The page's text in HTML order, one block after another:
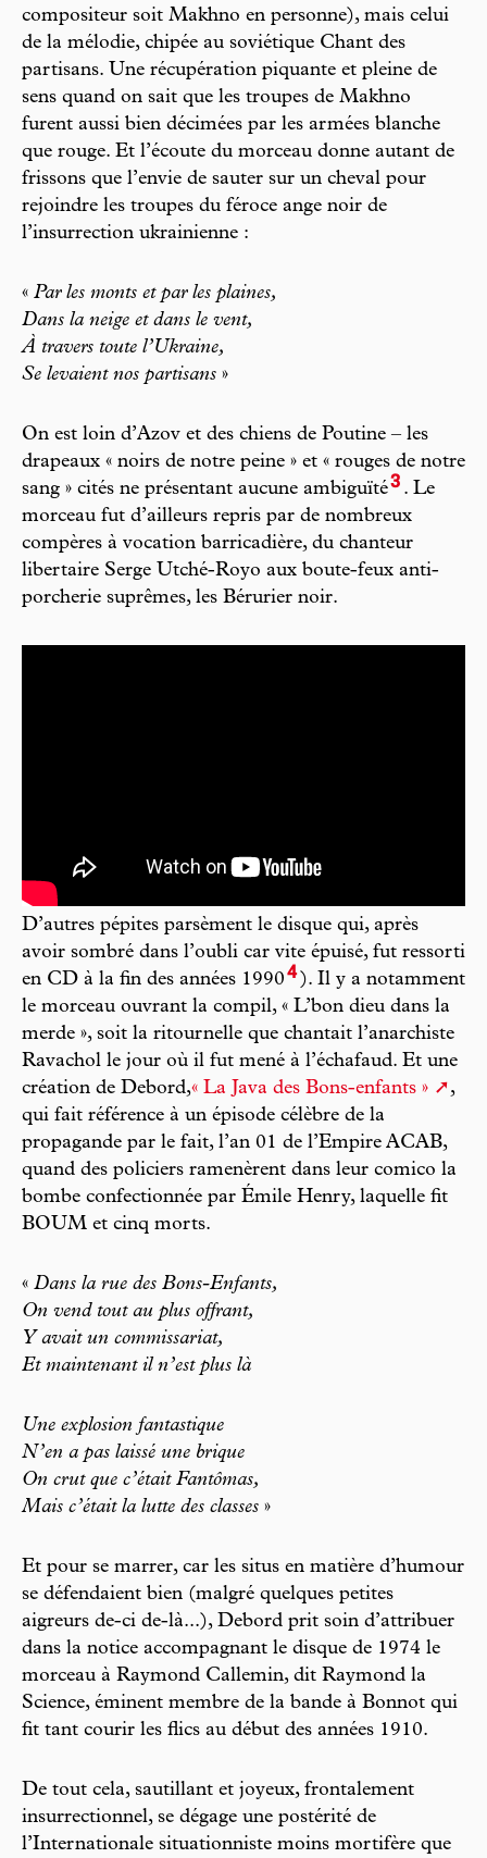
compositeur soit Makhno en personne), mais celui
de la mélodie, chipée au soviétique Chant des
partisans. Une récupération piquante et pleine de
sens quand on sait que les troupes de Makhno
furent aussi bien décimées par les armées blanche
que rouge. Et l’écoute du morceau donne autant de
frissons que l’envie de sauter sur un cheval pour
rejoindre les troupes du féroce ange noir de
l’insurrection ukrainienne :
« Par les monts et par les plaines,
Dans la neige et dans le vent,
À travers toute l’Ukraine,
Se levaient nos partisans »
On est loin d’Azov et des chiens de Poutine – les
drapeaux « noirs de notre peine » et « rouges de notre
sang » cités ne présentant aucune ambiguïté3 . Le
morceau fut d’ailleurs repris par de nombreux
compères à vocation barricadière, du chanteur
libertaire Serge Utché-Royo aux boute-feux anti-
porcherie suprêmes, les Bérurier noir.
D’autres pépites parsèment le disque qui, après
avoir sombré dans l’oubli car vite épuisé, fut ressorti
en CD à la fin des années 19904). Il y a notamment
le morceau ouvrant la compil, « L’bon dieu dans la
merde », soit la ritournelle que chantait l’anarchiste
Ravachol le jour où il fut mené à l’échafaud. Et une
création de Debord,« La Java des Bons-enfants »
,
qui fait référence à un épisode célèbre de la
propagande par le fait, l’an 01 de l’Empire ACAB,
quand des policiers ramenèrent dans leur comico la
bombe confectionnée par Émile Henry, laquelle fit
BOUM et cinq morts.
« Dans la rue des Bons-Enfants,
On vend tout au plus offrant,
Y avait un commissariat,
Et maintenant il n’est plus là
Une explosion fantastique
N’en a pas laissé une brique
On crut que c’était Fantômas,
Mais c’était la lutte des classes »
Et pour se marrer, car les situs en matière d’humour
se défendaient bien (malgré quelques petites
aigreurs de-ci de-là...), Debord prit soin d’attribuer
dans la notice accompagnant le disque de 1974 le
morceau à Raymond Callemin, dit Raymond la
Science, éminent membre de la bande à Bonnot qui
fit tant courir les flics au début des années 1910.
De tout cela, sautillant et joyeux, frontalement
insurrectionnel, se dégage une postérité de
l’Internationale situationniste moins mortifère que